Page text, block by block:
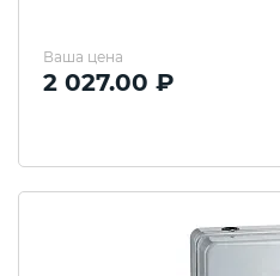
Ваша цена
2 027.00 ₽